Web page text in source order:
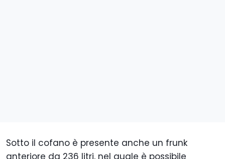
Sotto il cofano è presente anche un frunk
anteriore da 236 litri, nel quale è possibile